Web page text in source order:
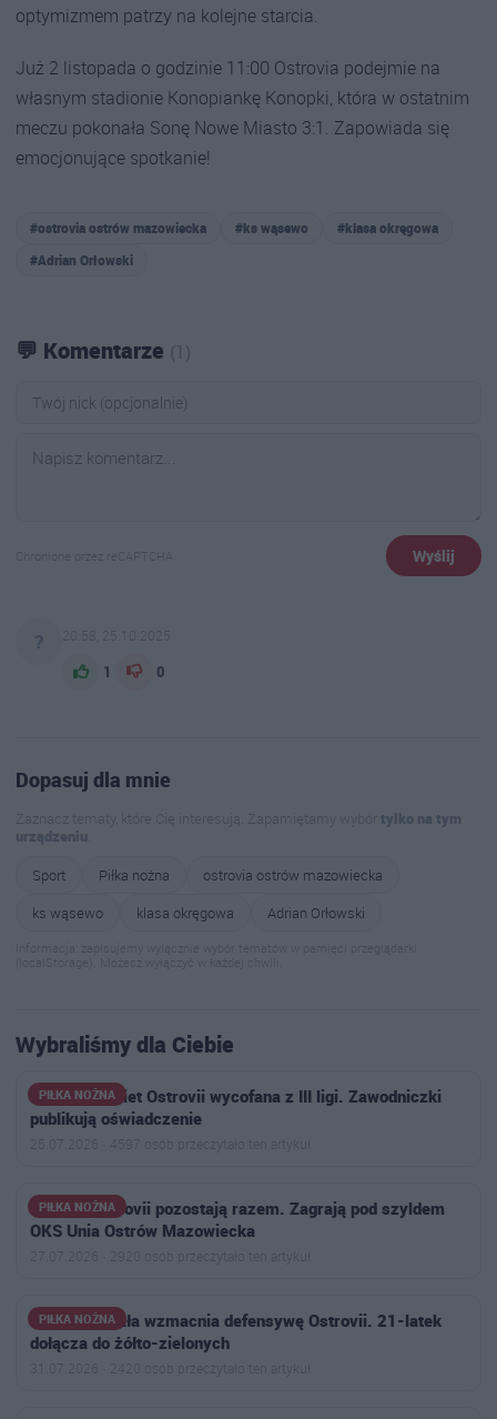
optymizmem patrzy na kolejne starcia.
Już 2 listopada o godzinie 11:00 Ostrovia podejmie na
własnym stadionie Konopiankę Konopki, która w ostatnim
meczu pokonała Sonę Nowe Miasto 3:1. Zapowiada się
emocjonujące spotkanie!
#ostrovia ostrów mazowiecka #ks wąsewo
#klasa okręgowa
#Adrian Orłowski
💬 Komentarze (1)
Chronione przez reCAPTCHA Wyślij
20:58, 25.10.2025
1 0
Dopasuj dla mnie
Zaznacz tematy, które Cię interesują. Zapamiętamy wybórtylko na tym
urządzeniu.
Sport
Piłka nożna
ostrovia ostrów mazowiecka
ks wąsewo
klasa okręgowa Adrian Orłowski
Informacja: zapisujemy wyłącznie wybór tematów w pamięci przeglądarki
(localStorage). Możesz wyłączyć w każdej chwili.
Wybraliśmy dla Ciebie
PIŁKA NOŻNA
Drużyna kobiet Ostrovii wycofana z III ligi. Zawodniczki
publikują oświadczenie
25.07.2026 · 4597 osób przeczytało ten artykuł
PIŁKA NOŻNA
Piłkarki Ostrovii pozostają razem. Zagrają pod szyldem
OKS Unia Ostrów Mazowiecka
27.07.2026 · 2920 osób przeczytało ten artykuł
PIŁKA NOŻNA
Jakub Ruchała wzmacnia defensywę Ostrovii. 21-latek
dołącza do żółto-zielonych
31.07.2026 · 2420 osób przeczytało ten artykuł